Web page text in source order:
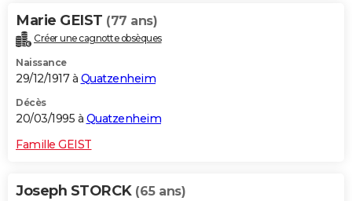
Marie GEIST (77 ans)
Créer une cagnotte obsèques
Naissance
29/12/1917 à Quatzenheim
Décès
20/03/1995 à Quatzenheim
Famille GEIST
Joseph STORCK (65 ans)